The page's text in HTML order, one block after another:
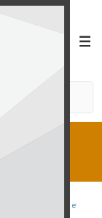
remboursement et de